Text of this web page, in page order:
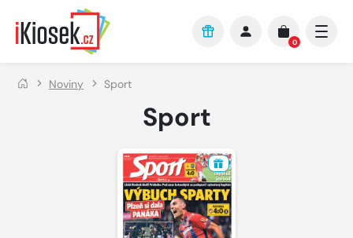
Přejít na hlavní obsah
0
Noviny Sport
Sport